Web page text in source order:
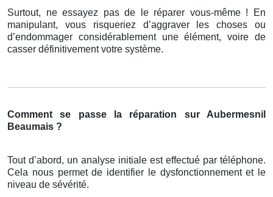
Surtout, ne essayez pas de le réparer vous-même ! En
manipulant, vous risqueriez d’aggraver les choses ou
d’endommager considérablement une élément, voire de
casser définitivement votre système.
Comment se passe la réparation sur Aubermesnil
Beaumais ?
Tout d’abord, un analyse initiale est effectué par téléphone.
Cela nous permet de identifier le dysfonctionnement et le
niveau de sévérité.